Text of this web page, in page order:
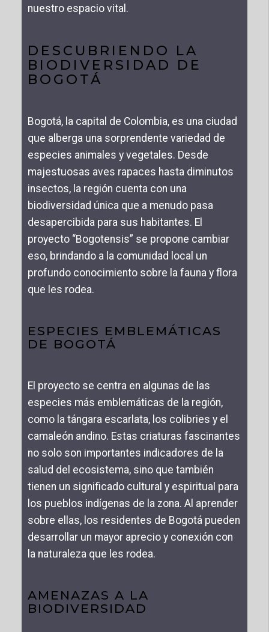
nuestro espacio vital.
DESCUBRIENDO LA
BIODIVERSIDAD DE
BOGOTÁ
Bogotá, la capital de Colombia, es una ciudad
que alberga una sorprendente variedad de
especies animales y vegetales. Desde
majestuosas aves rapaces hasta diminutos
insectos, la región cuenta con una
biodiversidad única que a menudo pasa
desapercibida para sus habitantes. El
proyecto “Bogotensis” se propone cambiar
eso, brindando a la comunidad local un
profundo conocimiento sobre la fauna y flora
que les rodea.
ESPECIES EMBLEMÁTICAS
DE BOGOTÁ
El proyecto se centra en algunas de las
especies más emblemáticas de la región,
como la tángara escarlata, los colibries y el
camaleón andino. Estas criaturas fascinantes
no solo son importantes indicadores de la
salud del ecosistema, sino que también
tienen un significado cultural y espiritual para
los pueblos indígenas de la zona. Al aprender
sobre ellas, los residentes de Bogotá pueden
desarrollar un mayor aprecio y conexión con
la naturaleza que les rodea.
AMENAZAS A LA
BIODIVERSIDAD